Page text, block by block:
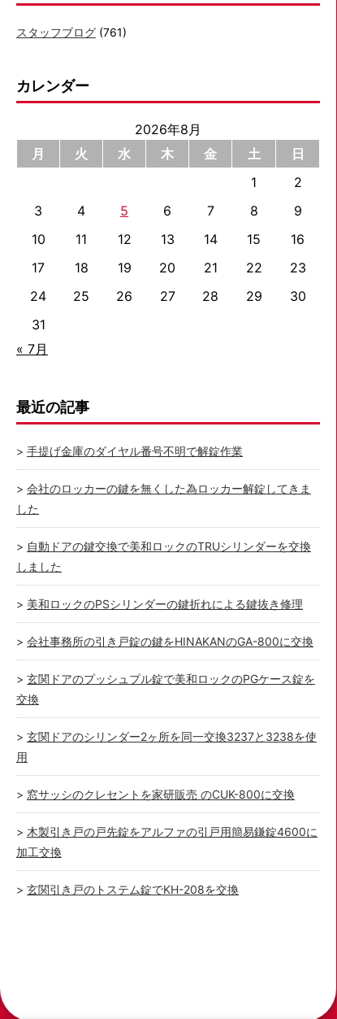
スタッフブログ (761)
カレンダー
2026年8月
月
火 水 木 金 土
日
1
2
3
4 5 6 7 8
9
10
11 12 13 14 15
16
17
18 19 20 21 22
23
24
25 26 27 28 29
30
31
« 7月
最近の記事
手提げ金庫のダイヤル番号不明で解錠作業
会社のロッカーの鍵を無くした為ロッカー解錠してきま
した
自動ドアの鍵交換で美和ロックのTRUシリンダーを交換
しました
美和ロックのPSシリンダーの鍵折れによる鍵抜き修理
会社事務所の引き戸錠の鍵をHINAKANのGA-800に交換
玄関ドアのプッシュプル錠で美和ロックのPGケース錠を
交換
玄関ドアのシリンダー2ヶ所を同一交換3237と3238を使
用
窓サッシのクレセントを家研販売 のCUK-800に交換
木製引き戸の戸先錠をアルファの引戸用簡易鎌錠4600に
加工交換
玄関引き戸のトステム錠でKH-208を交換